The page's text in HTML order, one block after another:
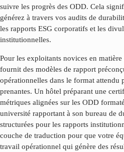
suivre les progrès des ODD. Cela
générez à travers vos audits de
les rapports ESG corporatifs et les
institutionnelles.
Pour les exploitants novices en
fournit des modèles de rapport
opérationnelles dans le format attendu
prenantes. Un hôtel préparant une
métriques alignées sur les ODD
université rapportant à son bureau de
structurées pour les rapports
couche de traduction pour que votre
travail opérationnel qui génère des